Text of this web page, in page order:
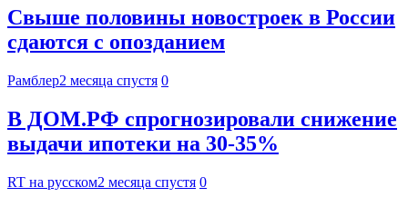
Свыше половины новостроек в России
сдаются с опозданием
Рамблер2 месяца спустя 0
В ДОМ.РФ спрогнозировали снижение
выдачи ипотеки на 30-35%
RT на русском2 месяца спустя 0